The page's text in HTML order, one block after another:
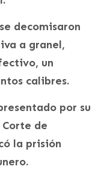
decomisaron
a granel,
un
calibres.
por su
de
la prisión